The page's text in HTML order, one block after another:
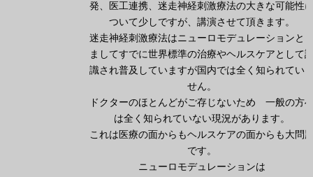
発、医工連携、迷走神経刺激療法の大きな可能性
ついて少しですが、講演させて頂きます。
迷走神経刺激療法はニューロモデュレーションと
ましてすでに世界標準の治療やヘルスケアとして
識され普及していますが国内では全く知られてい
せん。
ドクターのほとんどがご存じないため 一般の方
は全く知られていない現況があります。
これは医療の面からもヘルスケアの面からも大問
です。
ニューロモデュレーションは